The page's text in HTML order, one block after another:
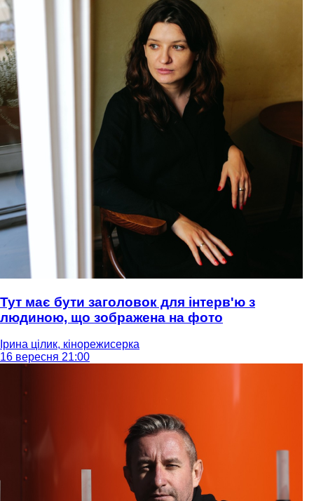
Тут має бути заголовок для інтерв'ю з
людиною, що зображена на фото
Ірина цілик, кінорежисерка
16 вересня 21:00